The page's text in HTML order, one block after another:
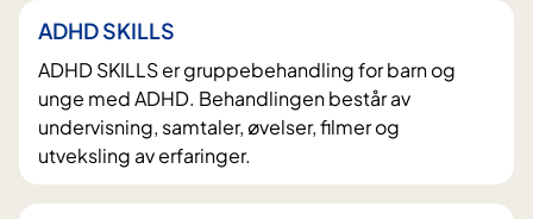
ADHD SKILLS
ADHD SKILLS er gruppebehandling for barn og
unge med ADHD. Behandlingen består av
undervisning, samtaler, øvelser, filmer og
utveksling av erfaringer.